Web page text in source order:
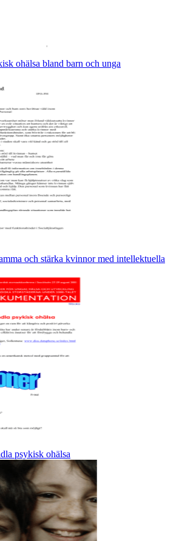
ohälsa bland barn och unga
och stärka kvinnor med intellektuella
psykisk ohälsa